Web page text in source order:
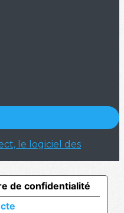
le logiciel des
de confidentialité